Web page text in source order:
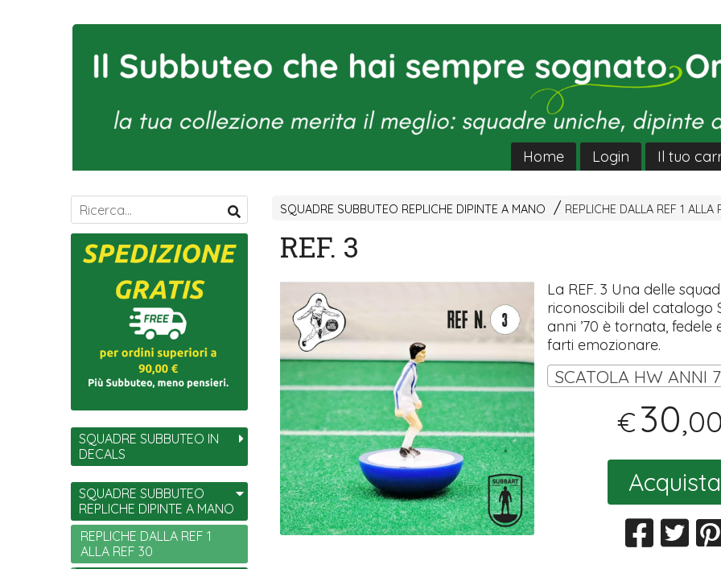
Home Login Il tuo
SQUADRE SUBBUTEO REPLICHE DIPINTE A MANO REPLICHE DALLA REF 1 ALLA
REF. 3
La REF. 3 Una delle
riconoscibili del catalogo
anni ’70 è tornata, fedele
farti emozionare.
€30,00
Acquista
SQUADRE SUBBUTEO IN
DECALS
SQUADRE SUBBUTEO
REPLICHE DIPINTE A MANO
REPLICHE DALLA REF 1
ALLA REF 30